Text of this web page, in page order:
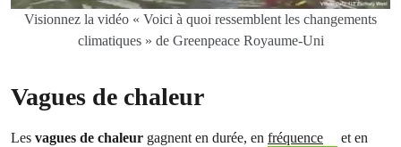
Visionnez la vidéo « Voici à quoi ressemblent les changements
climatiques » de Greenpeace Royaume-Uni
Vagues de chaleur
Les vagues de chaleur gagnent en durée, en fréquence
et en